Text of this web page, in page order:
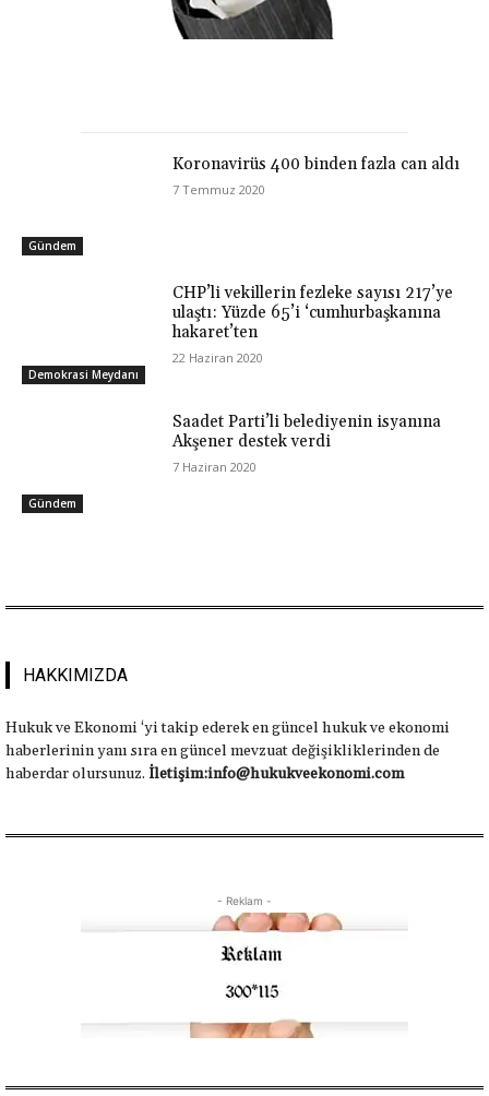
Gündem
Koronavirüs 400 binden fazla can aldı
7 Temmuz 2020
Demokrasi Meydanı
CHP’li vekillerin fezleke sayısı 217’ye
ulaştı: Yüzde 65’i ‘cumhurbaşkanına
hakaret’ten
22 Haziran 2020
Gündem
Saadet Parti’li belediyenin isyanına
Akşener destek verdi
7 Haziran 2020
HAKKIMIZDA
Hukuk ve Ekonomi ‘yi takip ederek en güncel hukuk ve ekonomi
haberlerinin yanı sıra en güncel mevzuat değişikliklerinden de
haberdar olursunuz. İletişim:info@hukukveekonomi.com
- Reklam -